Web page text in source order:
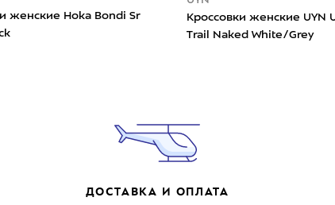
женские Hoka Bondi Sr
Кроссовки женские UYN
Trail Naked White/Grey
ДОСТАВКА И ОПЛАТА